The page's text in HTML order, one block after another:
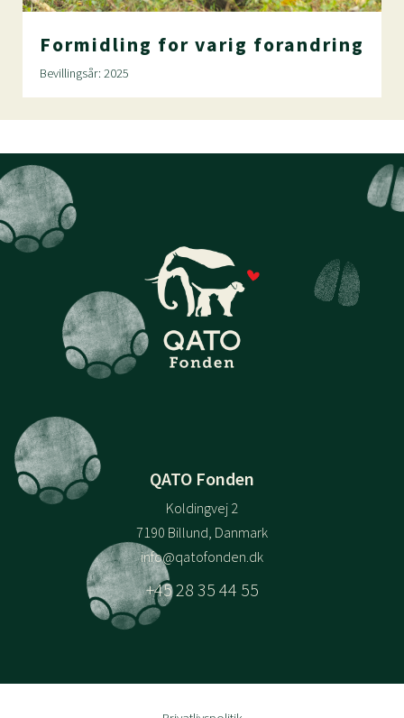
Formidling for varig forandring
Bevillingsår: 2025
QATO Fonden
Koldingvej 2
7190 Billund, Danmark
info@qatofonden.dk
+45 28 35 44 55